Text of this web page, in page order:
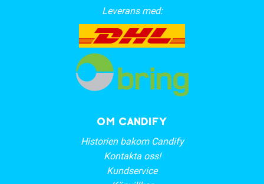
Leverans med:
OM CANDIFY
Historien bakom Candify
Kontakta oss!
Kundservice